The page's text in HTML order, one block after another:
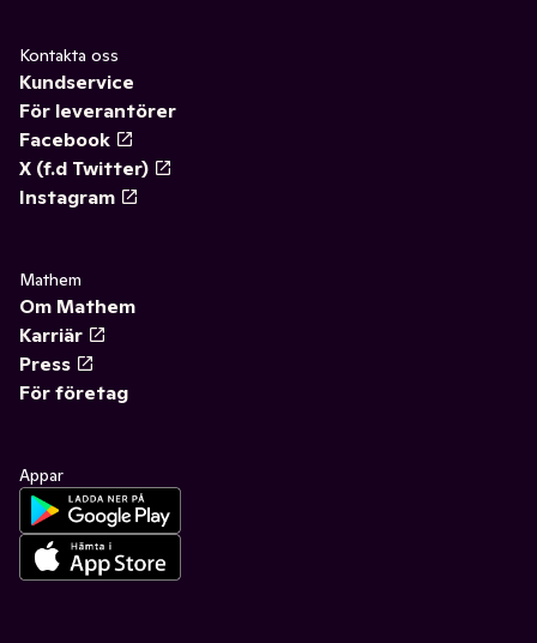
Kontakta oss
Kundservice
För leverantörer
Facebook
X (f.d Twitter)
Instagram
Mathem
Om Mathem
Karriär
Press
För företag
Appar